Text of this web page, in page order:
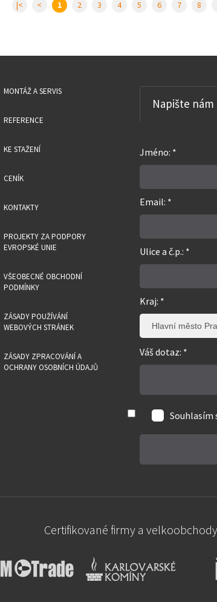
|< < 1 2 3 4 5 6 7 8
MONTÁŽ A SERVIS
REFERENCE
KE STAŽENÍ
CENÍK
KONTAKTY
PROJEKTY ZA PODPORY
EVROPSKÉ UNIE
VŠEOBECNÉ OBCHODNÍ
PODMÍNKY
ZÁSADY POUŽÍVÁNÍ
WEBOVÝCH STRÁNEK
ZÁSADY ZPRACOVÁNÍ A
OCHRANY OSOBNÍCH ÚDAJŮ
Napište nám
Jméno: *
Email: *
Ulice a č.p.: *
Kraj: *
Hlavní město
Váš dotaz: *
Souhlasím
Certifikované firmy a velkoobchody